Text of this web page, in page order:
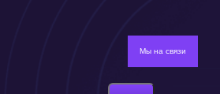
Мы на связи